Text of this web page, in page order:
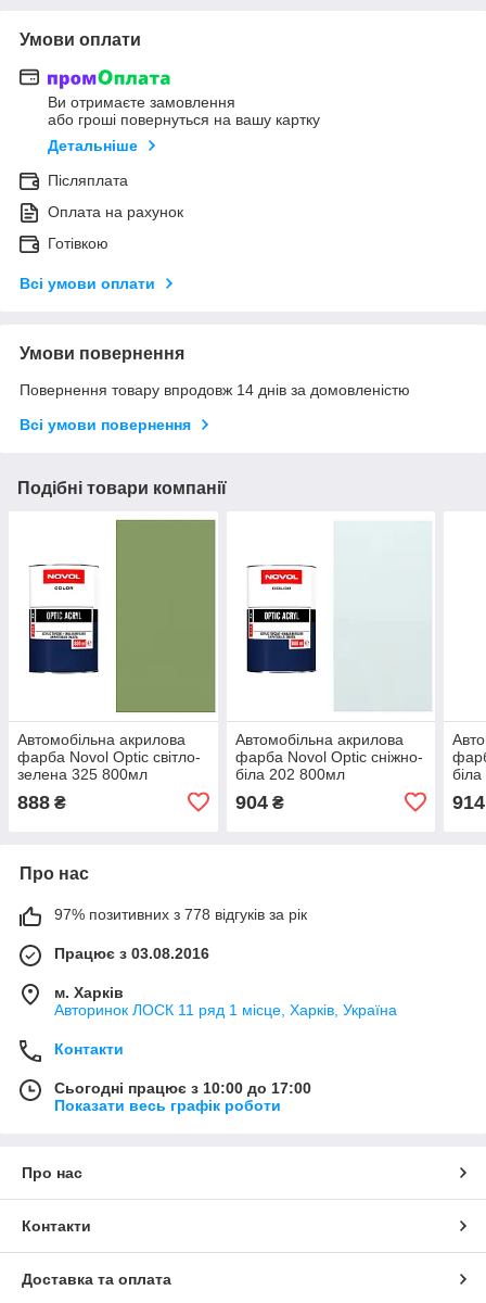
Умови оплати
Ви отримаєте замовлення
або гроші повернуться на вашу картку
Детальніше
Післяплата
Оплата на рахунок
Готівкою
Всі умови оплати
Умови повернення
Повернення товару впродовж 14 днів за домовленістю
Всі умови повернення
Подібні товари компанії
Автомобільна акрилова
фарба Novol Optic світло-
зелена 325 800мл
888 ₴
Автомобільна акрилова
фарба Novol Optic сніжно-
біла 202 800мл
904₴ 914
Про нас
97% позитивних з 778 відгуків за рік
Працює з 03.08.2016
м. Харків
Авторинок ЛОСК 11 ряд 1 місце, Харків, Україна
Контакти
Сьогодні працює з 10:00 до 17:00
Показати весь графік роботи
Про нас
Контакти
Доставка та оплата